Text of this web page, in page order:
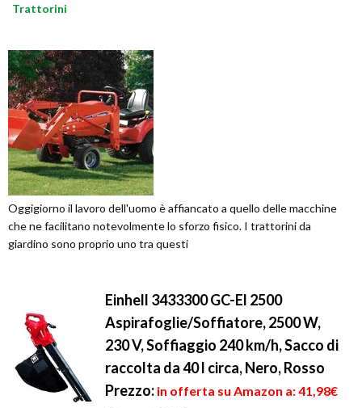
Trattorini
Oggigiorno il lavoro dell'uomo è affiancato a quello delle macchine
che ne facilitano notevolmente lo sforzo fisico. I trattorini da
giardino sono proprio uno tra questi
Einhell 3433300 GC-El 2500
Aspirafoglie/Soffiatore, 2500 W,
230 V, Soffiaggio 240 km/h, Sacco di
raccolta da 40 l circa, Nero, Rosso
Prezzo: in offerta su Amazon a: 41,98€